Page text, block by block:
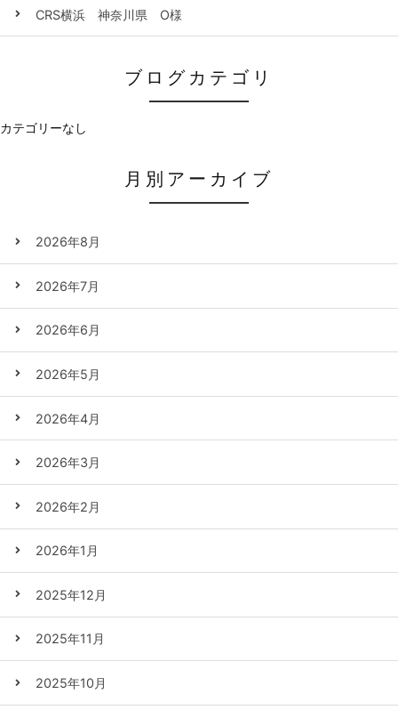
CRS横浜 神奈川県 O様
ブログカテゴリ
カテゴリーなし
月別アーカイブ
2026年8月
2026年7月
2026年6月
2026年5月
2026年4月
2026年3月
2026年2月
2026年1月
2025年12月
2025年11月
2025年10月